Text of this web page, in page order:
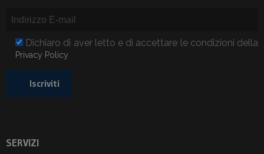
Dichiaro di aver letto e di accettare le condizioni della
Privacy Policy
SERVIZI